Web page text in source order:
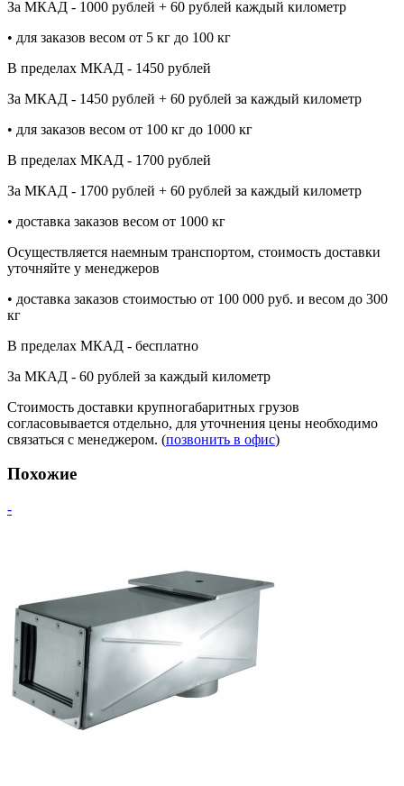
За МКАД - 1000 рублей + 60 рублей каждый километр
• для заказов весом от 5 кг до 100 кг
В пределах МКАД - 1450 рублей
За МКАД - 1450 рублей + 60 рублей за каждый километр
• для заказов весом от 100 кг до 1000 кг
В пределах МКАД - 1700 рублей
За МКАД - 1700 рублей + 60 рублей за каждый километр
• доставка заказов весом от 1000 кг
Осуществляется наемным транспортом, стоимость доставки
уточняйте у менеджеров
• доставка заказов стоимостью от 100 000 руб. и весом до 300
кг
В пределах МКАД - бесплатно
За МКАД - 60 рублей за каждый километр
Стоимость доставки крупногабаритных грузов
согласовывается отдельно, для уточнения цены необходимо
связаться с менеджером. (позвонить в офис)
Похожие
-